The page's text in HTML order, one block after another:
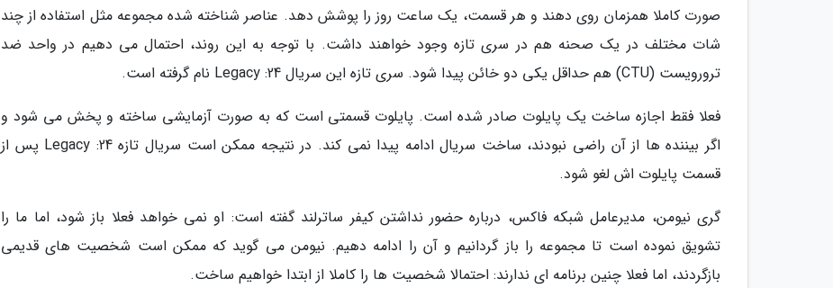
صورت کاملا همزمان روی دهند و هر قسمت، یک ساعت روز را پوشش دهد. عناصر شناخته شده مجموعه مثل استفاده از چند
شات مختلف در یک صحنه هم در سری تازه وجود خواهند داشت. با توجه به این روند، احتمال می دهیم در واحد ضد
ترورویست (CTU) هم حداقل یکی دو خائن پیدا شود. سری تازه این سریال 24: Legacy نام گرفته است.
فعلا فقط اجازه ساخت یک پایلوت صادر شده است. پایلوت قسمتی است که به صورت آزمایشی ساخته و پخش می شود و
اگر بیننده ها از آن راضی نبودند، ساخت سریال ادامه پیدا نمی کند. در نتیجه ممکن است سریال تازه 24: Legacy پس از
قسمت پایلوت اش لغو شود.
گری نیومن، مدیرعامل شبکه فاکس، درباره حضور نداشتن کیفر ساترلند گفته است: او نمی خواهد فعلا باز شود، اما ما را
تشویق نموده است تا مجموعه را باز گردانیم و آن را ادامه دهیم. نیومن می گوید که ممکن است شخصیت های قدیمی
بازگردند، اما فعلا چنین برنامه ای ندارند: احتمالا شخصیت ها را کاملا از ابتدا خواهیم ساخت.